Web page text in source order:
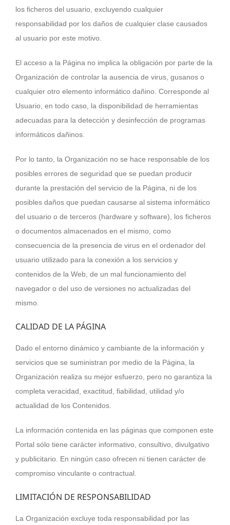
los ficheros del usuario, excluyendo cualquier
responsabilidad por los daños de cualquier clase causados
al usuario por este motivo.
El acceso a la Página no implica la obligación por parte de la
Organización de controlar la ausencia de virus, gusanos o
cualquier otro elemento informático dañino. Corresponde al
Usuario, en todo caso, la disponibilidad de herramientas
adecuadas para la detección y desinfección de programas
informáticos dañinos.
Por lo tanto, la Organización no se hace responsable de los
posibles errores de seguridad que se puedan producir
durante la prestación del servicio de la Página, ni de los
posibles daños que puedan causarse al sistema informático
del usuario o de terceros (hardware y software), los ficheros
o documentos almacenados en el mismo, como
consecuencia de la presencia de virus en el ordenador del
usuario utilizado para la conexión a los servicios y
contenidos de la Web, de un mal funcionamiento del
navegador o del uso de versiones no actualizadas del
mismo.
CALIDAD DE LA PÁGINA
Dado el entorno dinámico y cambiante de la información y
servicios que se suministran por medio de la Página, la
Organización realiza su mejor esfuerzo, pero no garantiza la
completa veracidad, exactitud, fiabilidad, utilidad y/o
actualidad de los Contenidos.
La información contenida en las páginas que componen este
Portal sólo tiene carácter informativo, consultivo, divulgativo
y publicitario. En ningún caso ofrecen ni tienen carácter de
compromiso vinculante o contractual.
LIMITACIÓN DE RESPONSABILIDAD
La Organización excluye toda responsabilidad por las